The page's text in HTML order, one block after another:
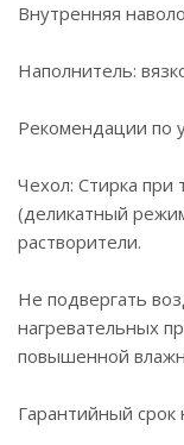
Внутренняя
Наполнитель:
Рекомендации по
Чехол: Стирка при
(деликатный
растворители.
Не подвергать
нагревательных
повышенной
Гарантийный